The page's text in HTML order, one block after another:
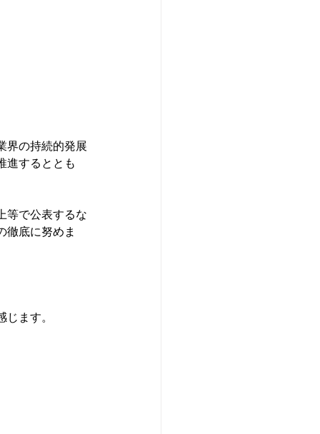
界の持続的発展
進するととも
等で公表するな
徹底に努めま
ます。